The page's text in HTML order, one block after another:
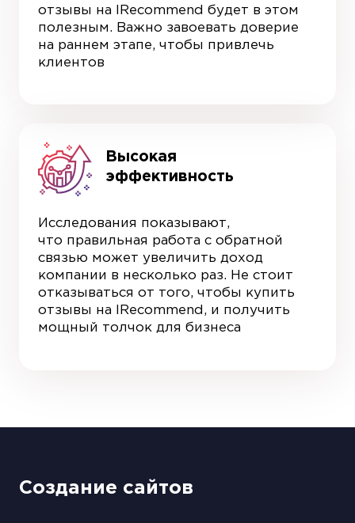
отзывы на IRecommend будет в этом
полезным. Важно завоевать доверие
на раннем этапе, чтобы привлечь
клиентов
Высокая
эффективность
Исследования показывают,
что правильная работа с обратной
связью может увеличить доход
компании в несколько раз. Не стоит
отказываться от того, чтобы купить
отзывы на IRecommend, и получить
мощный толчок для бизнеса
Создание сайтов